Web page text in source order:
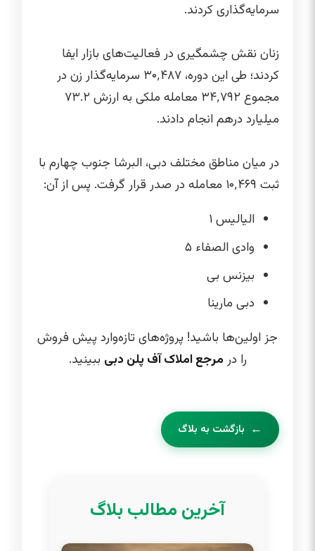
سرمایه‌گذاری کردند.
زنان نقش چشمگیری در فعالیت‌های بازار ایفا
کردند؛ طی این دوره، ۳۰٬۴۸۷ سرمایه‌گذار زن در
مجموع ۳۴٬۷۹۲ معامله ملکی به ارزش ۷۳.۲
میلیارد درهم انجام دادند.
در میان مناطق مختلف دبی، البرشا جنوب چهارم با
ثبت ۱۰٬۴۶۹ معامله در صدر قرار گرفت. پس از آن:
الیالیس ۱
وادی الصفاء ۵
بیزنس بی
دبی مارینا
جز اولین‌ها باشید! پروژه‌های تازه‌وارد پیش فروش
را در مرجع املاک آف پلن دبی ببینید.
بازگشت به بلاگ
آخرین مطالب بلاگ